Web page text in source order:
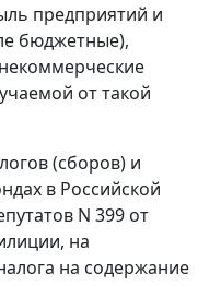
предприятий и
бюджетные),
от такой
(сборов) и
в Российской
N 399 от
на
на содержание